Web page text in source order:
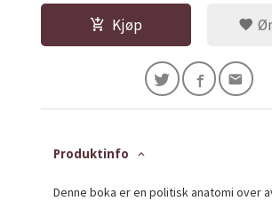
Kjøp
Produktinfo
Denne boka er en politisk anatomi over